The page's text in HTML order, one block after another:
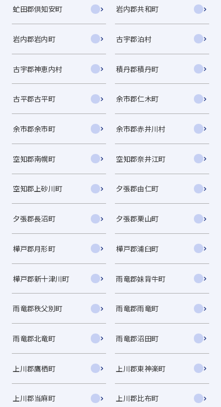
虻田郡倶知安町 岩内郡共和町
岩内郡岩内町 古宇郡泊村
古宇郡神恵内村 積丹郡積丹町
古平郡古平町 余市郡仁木町
余市郡余市町 余市郡赤井川村
空知郡南幌町 空知郡奈井江町
空知郡上砂川町 夕張郡由仁町
夕張郡長沼町 夕張郡栗山町
樺戸郡月形町 樺戸郡浦臼町
樺戸郡新十津川町 雨竜郡妹背牛町
雨竜郡秩父別町 雨竜郡雨竜町
雨竜郡北竜町 雨竜郡沼田町
上川郡鷹栖町 上川郡東神楽町
上川郡当麻町 上川郡比布町